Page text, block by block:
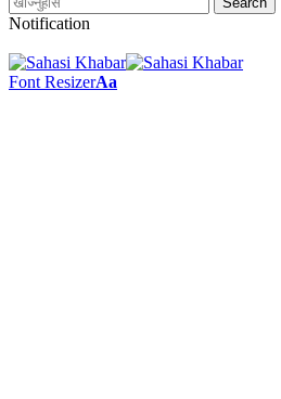
Notification
Font ResizerAa